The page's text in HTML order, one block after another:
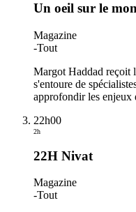
Un oeil sur le
Magazine
-Tout
Margot Haddad reçoit
s'entoure de
approfondir les
22h00
2h
22H Nivat
Magazine
-Tout